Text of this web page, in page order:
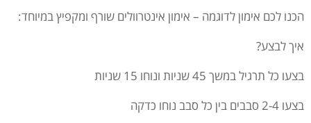
הכנו לכם אימון לדוגמה – אימון אינטרוולים שורף ומקפיץ במיוחד:
איך לבצע?
בצעו כל תרגיל במשך 45 שניות ונוחו 15 שניות
בצעו 2-4 סבבים בין כל סבב נוחו כדקה